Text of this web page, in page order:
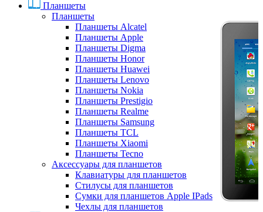
Планшеты
Планшеты
Планшеты Alcatel
Планшеты Apple
Планшеты Digma
Планшеты Honor
Планшеты Huawei
Планшеты Lenovo
Планшеты Nokia
Планшеты Prestigio
Планшеты Realme
Планшеты Samsung
Планшеты TCL
Планшеты Xiaomi
Планшеты Tecno
Аксессуары для планшетов
Клавиатуры для планшетов
Стилусы для планшетов
Сумки для планшетов Apple IPads
Чехлы для планшетов